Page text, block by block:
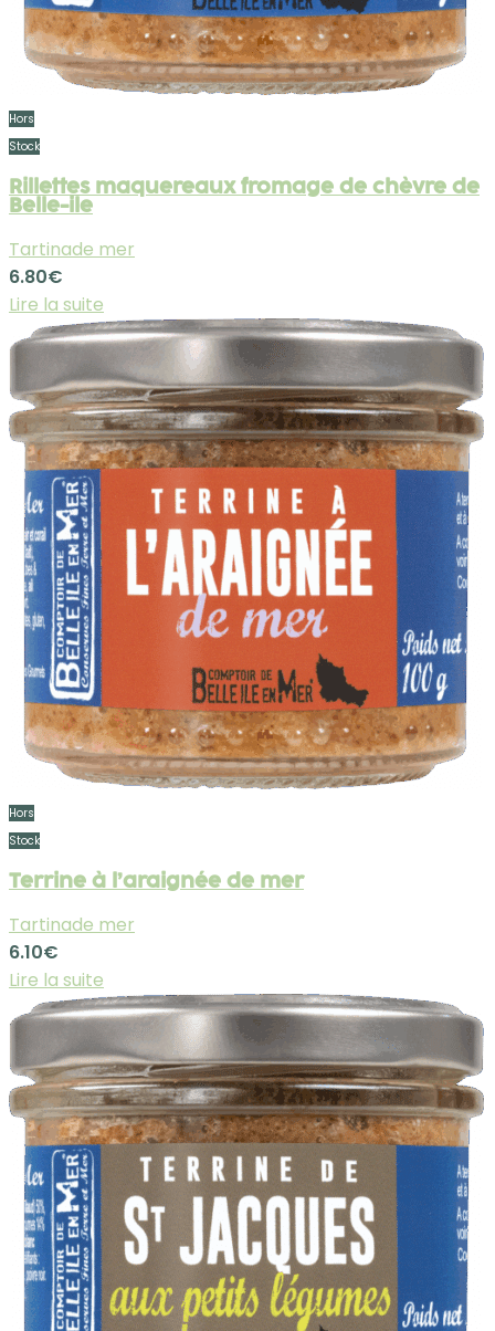
Hors
Stock
Rillettes maquereaux fromage de chèvre de
Belle-ile
Tartinade mer
6.80€
Lire la suite
Hors
Stock
Terrine à l’araignée de mer
Tartinade mer
6.10€
Lire la suite